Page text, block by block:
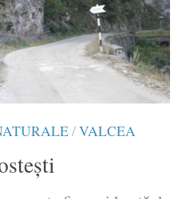
/VALCEA